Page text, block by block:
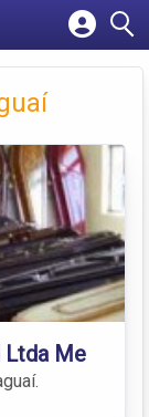
Ltda Me